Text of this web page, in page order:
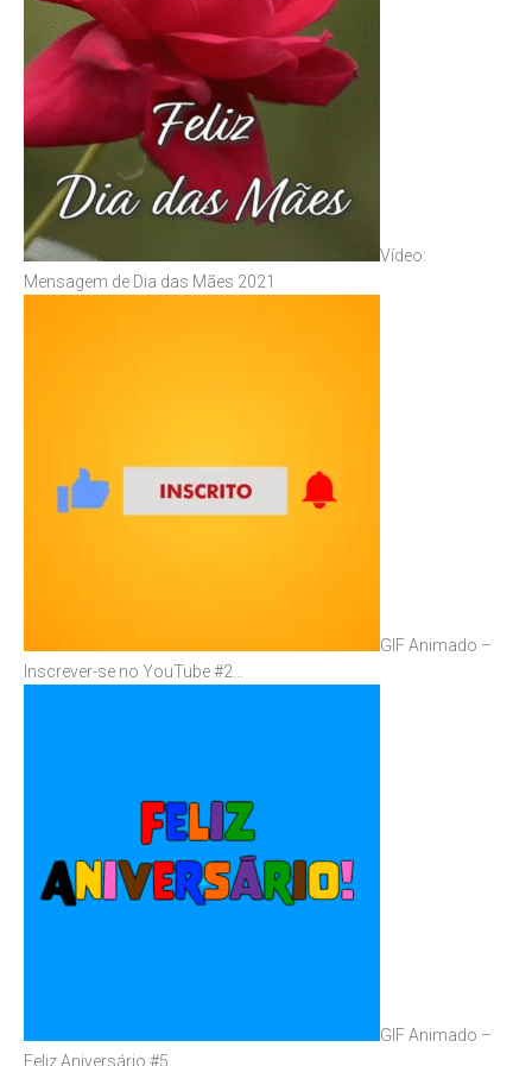
Vídeo:
Mensagem de Dia das Mães 2021
GIF Animado –
Inscrever-se no YouTube #2…
GIF Animado –
Feliz Aniversário #5